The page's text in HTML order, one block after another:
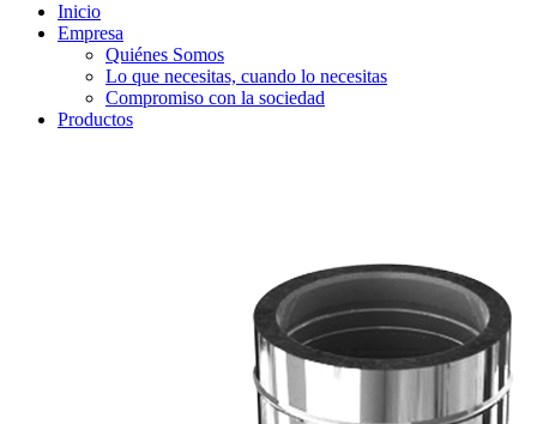
Inicio
Empresa
Quiénes Somos
Lo que necesitas, cuando lo necesitas
Compromiso con la sociedad
Productos